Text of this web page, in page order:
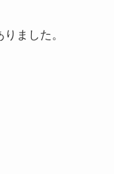
ました。